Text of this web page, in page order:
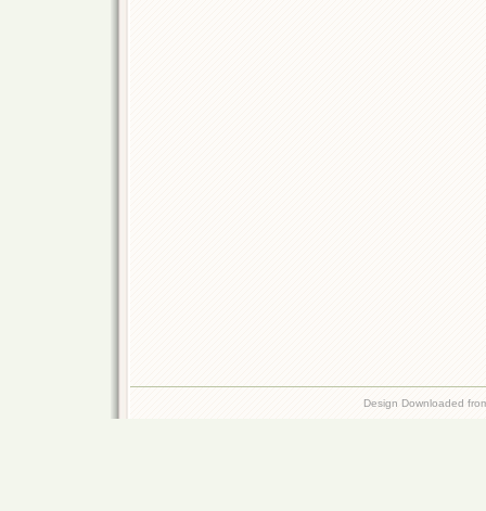
Design Downloaded